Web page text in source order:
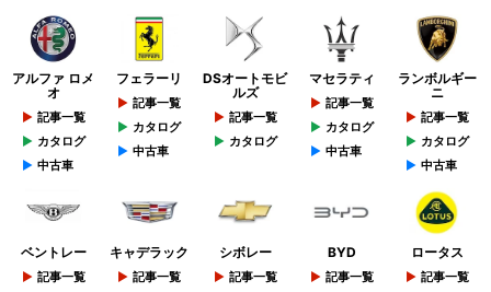
アルファ ロメ
オ
記事一覧
カタログ
中古車
フェラーリ
記事一覧
カタログ
中古車
DSオートモビ
ルズ
記事一覧
カタログ
マセラティ
記事一覧
カタログ
中古車
ランボルギー
ニ
記事一覧
カタログ
中古車
ベントレー
記事一覧
キャデラック
記事一覧
シボレー
記事一覧
BYD
記事一覧
ロータス
記事一覧